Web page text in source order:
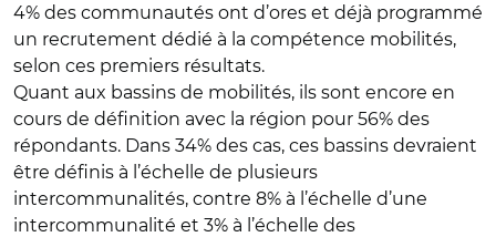
4% des communautés ont d’ores et déjà programmé
un recrutement dédié à la compétence mobilités,
selon ces premiers résultats.
Quant aux bassins de mobilités, ils sont encore en
cours de définition avec la région pour 56% des
répondants. Dans 34% des cas, ces bassins devraient
être définis à l’échelle de plusieurs
intercommunalités, contre 8% à l’échelle d’une
intercommunalité et 3% à l’échelle des